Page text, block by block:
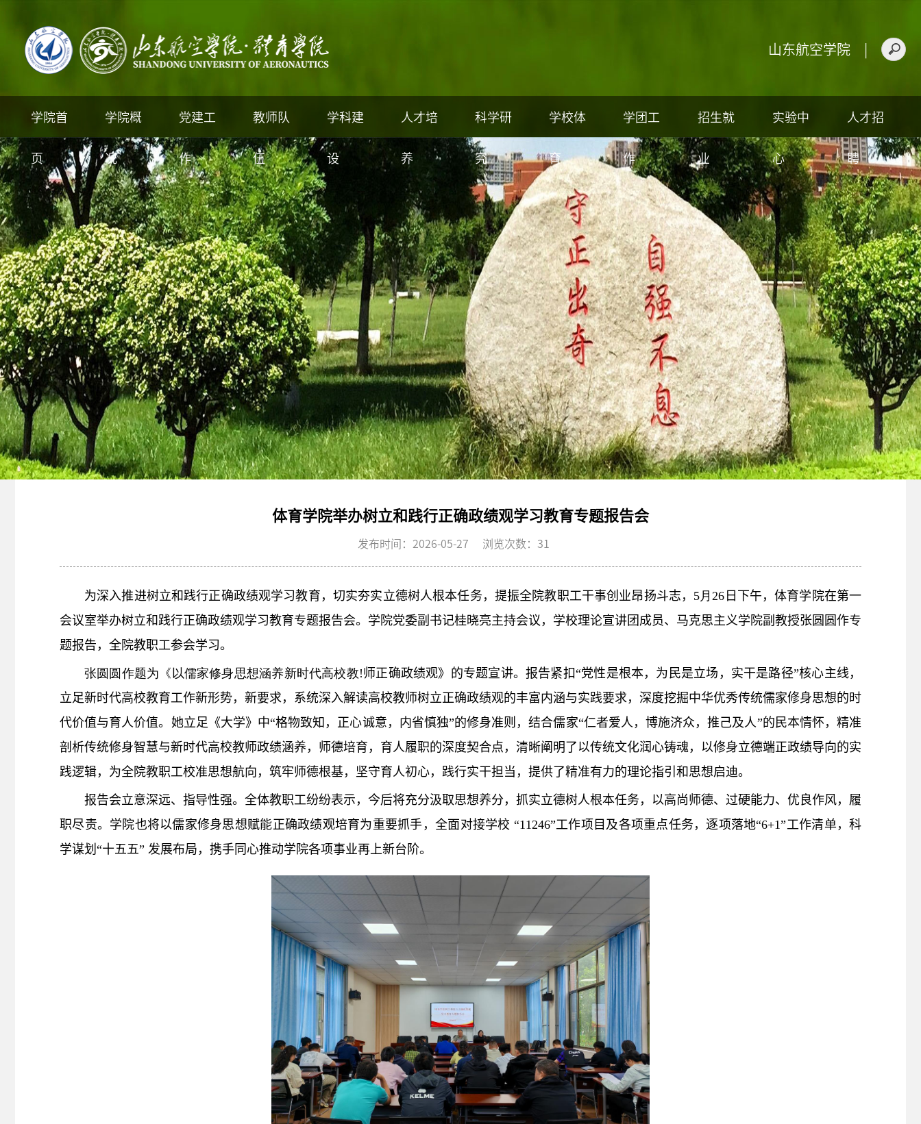
山东航空学院 |
学院首
页
学院概
况
党建工
作
教师队
伍
学科建
设
人才培
养
科学研
究
学校体
育
学团工
作
招生就
业
实验中
心
人才招
聘
体育学院举办树立和践行正确政绩观学习教育专题报告会
发布时间：2026-05-27 浏览次数： 31
为深入推进树立和践行正确政绩观学习教育 ，切实夯实立德树人根本任务，提振全院教职工干事创业昂扬斗志， 5月26 日下午，体育学院在第一
会议室举办树立和践行正确政绩观学习教育专题报告会。学院党委副书记桂晓亮主持会议，学校理论宣讲团成员、马克思主义学院副教授张圆圆作专
题报告，全院教职工参会学习。
张圆圆作题为《以儒家修身思想涵养新时代高校教!师正确政绩观》的专题宣讲。报告紧扣“党性是根本，为民是立场，实干是路径”核心主线，
立足新时代高校教育工作新形势，新要求，系统深入解读高校教师树立正确政绩观的丰富内涵与实践要求，深度挖掘中华优秀传统儒家修身思想的时
代价值与育人价值。她立足《大学》中“格物致知，正心诚意，内省慎独”的修身准则，结合儒家“仁者爱人，博施济众，推己及人”的民本情怀，精准
剖析传统修身智慧与新时代高校教师政绩涵养，师德培育，育人履职的深度契合点，清晰阐明了以传统文化润心铸魂，以修身立德端正政绩导向的实
践逻辑，为全院教职工校准思想航向，筑牢师德根基，坚守育人初心，践行实干担当 ， 提供了精准有力的理论指引和思想启迪。
报告会立意深远、指导性强。全体教职工纷纷表示，今后将充分汲取思想养分，抓实立德树人根本任务 ， 以高尚师德、过硬能力、优良作风， 履
职尽责。学院也将以儒家修身思想赋能正确政绩观培育为重要抓手 ，全面对接学校 “11246”工作项目 及各项重点任务，逐项落地“6+1”工作清单，科
学谋划“十五五” 发展布局 ，携手同心推动学院各项事业再上新台阶。